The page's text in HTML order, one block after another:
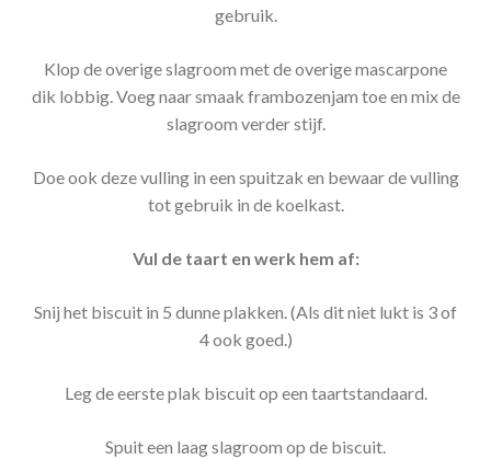
gebruik.
Klop de overige slagroom met de overige mascarpone
dik lobbig. Voeg naar smaak frambozenjam toe en mix de
slagroom verder stijf.
Doe ook deze vulling in een spuitzak en bewaar de vulling
tot gebruik in de koelkast.
Vul de taart en werk hem af:
Snij het biscuit in 5 dunne plakken. (Als dit niet lukt is 3 of
4 ook goed.)
Leg de eerste plak biscuit op een taartstandaard.
Spuit een laag slagroom op de biscuit.